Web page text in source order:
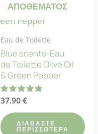
ΑΠΟΘΈΜΑΤΟΣ
Eau de Toilette
Blue scents-Eau
de Toilette Olive Oil
& Green Pepper
Βαθμολογήθηκε
4.83
από 5
37.90€
ΔΙΑΒΆΣΤΕ
ΠΕΡΙΣΣΌΤΕΡΑ